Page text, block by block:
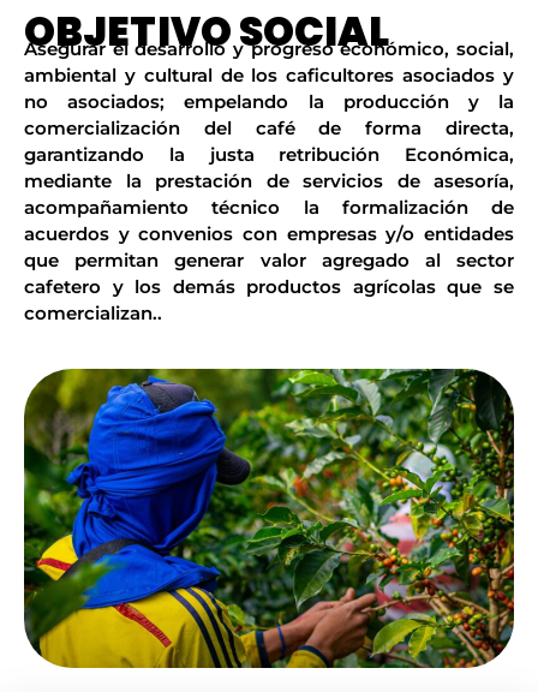
OBJETIVO SOCIAL
Asegurar el desarrollo y progreso económico, social,
ambiental y cultural de los caficultores asociados y
no asociados; empelando la producción y la
comercialización del café de forma directa,
garantizando la justa retribución Económica,
mediante la prestación de servicios de asesoría,
acompañamiento técnico la formalización de
acuerdos y convenios con empresas y/o entidades
que permitan generar valor agregado al sector
cafetero y los demás productos agrícolas que se
comercializan..